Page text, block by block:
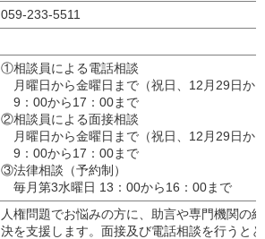
059-233-5511
①相談員による電話相談
月曜日から金曜日まで（祝日、12月29日か
9：00から17：00まで
②相談員による面接相談
月曜日から金曜日まで（祝日、12月29日か
9：00から17：00まで
③法律相談（予約制）
毎月第3水曜日 13：00から16：00まで
人権問題でお悩みの方に、助言や専門機関の
決を支援します。面接及び電話相談を行うと